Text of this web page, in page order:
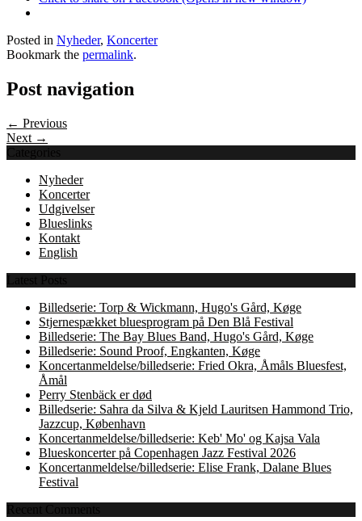
Posted in Nyheder, Koncerter
Bookmark the permalink.
Post navigation
← Previous
Next →
Categories
Nyheder
Koncerter
Udgivelser
Blueslinks
Kontakt
English
Latest Posts
Billedserie: Torp & Wickmann, Hugo's Gård, Køge
Stjernespækket bluesprogram på Den Blå Festival
Billedserie: The Bay Blues Band, Hugo's Gård, Køge
Billedserie: Sound Proof, Engkanten, Køge
Koncertanmeldelse/billedserie: Fried Okra, Åmåls Bluesfest,
Åmål
Perry Stenbäck er død
Billedserie: Sahra da Silva & Kjeld Lauritsen Hammond Trio,
Jazzcup, København
Koncertanmeldelse/billedserie: Keb' Mo' og Kajsa Vala
Blueskoncerter på Copenhagen Jazz Festival 2026
Koncertanmeldelse/billedserie: Elise Frank, Dalane Blues
Festival
Recent Comments